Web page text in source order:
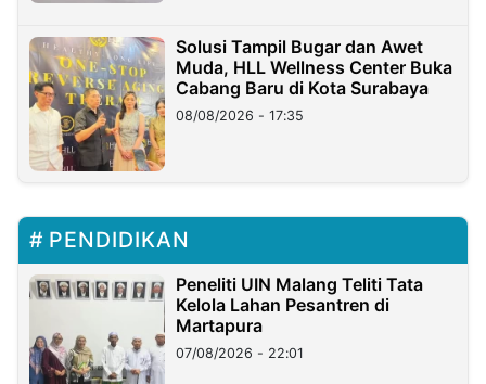
Solusi Tampil Bugar dan Awet
Muda, HLL Wellness Center Buka
Cabang Baru di Kota Surabaya
08/08/2026 - 17:35
PENDIDIKAN
Peneliti UIN Malang Teliti Tata
Kelola Lahan Pesantren di
Martapura
07/08/2026 - 22:01